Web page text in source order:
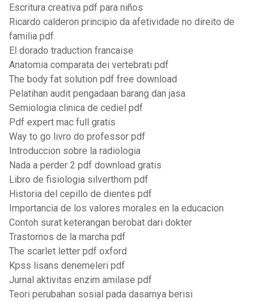
Escritura creativa pdf para niños
Ricardo calderon principio da afetividade no direito de
familia pdf
El dorado traduction francaise
Anatomia comparata dei vertebrati pdf
The body fat solution pdf free download
Pelatihan audit pengadaan barang dan jasa
Semiologia clinica de cediel pdf
Pdf expert mac full gratis
Way to go livro do professor pdf
Introduccion sobre la radiologia
Nada a perder 2 pdf download gratis
Libro de fisiologia silverthorn pdf
Historia del cepillo de dientes pdf
Importancia de los valores morales en la educacion
Contoh surat keterangan berobat dari dokter
Trastornos de la marcha pdf
The scarlet letter pdf oxford
Kpss lisans denemeleri pdf
Jurnal aktivitas enzim amilase pdf
Teori perubahan sosial pada dasarnya berisi